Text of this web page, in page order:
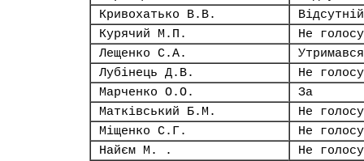
Кривохатько В.В.
Відсутній
Курячий М.П.
Не
Лещенко С.А.
Утримався
Лубінець Д.В.
Не
Марченко О.О.
За
Матківський Б.М.
Не
Міщенко С.Г.
Не
Найєм М. .
Не